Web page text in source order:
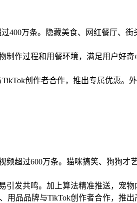
万条。隐藏美食、网红餐厅、
作过程和用餐环境，满足用户好
创作者合作，推出专属优惠。
超过600万条。猫咪搞笑、狗狗
发共鸣。加上算法精准推送，宠物
品品牌与TikTok创作者合作，推